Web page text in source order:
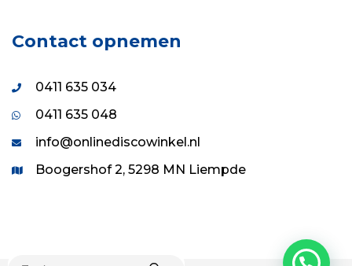
Contact opnemen
0411 635 034
0411 635 048
info@onlinediscowinkel.nl
Boogershof 2, 5298 MN Liempde